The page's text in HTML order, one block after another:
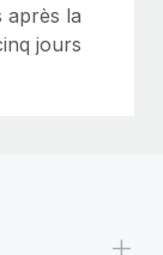
après la
jours
+